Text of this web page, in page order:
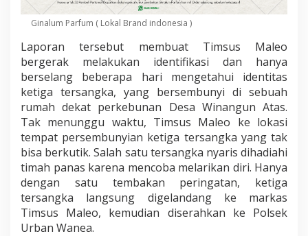
Ginalum Parfum ( Lokal Brand indonesia )
Laporan tersebut membuat Timsus Maleo
bergerak melakukan identifikasi dan hanya
berselang beberapa hari mengetahui identitas
ketiga tersangka, yang bersembunyi di sebuah
rumah dekat perkebunan Desa Winangun Atas.
Tak menunggu waktu, Timsus Maleo ke lokasi
tempat persembunyian ketiga tersangka yang tak
bisa berkutik. Salah satu tersangka nyaris dihadiahi
timah panas karena mencoba melarikan diri. Hanya
dengan satu tembakan peringatan, ketiga
tersangka langsung digelandang ke markas
Timsus Maleo, kemudian diserahkan ke Polsek
Urban Wanea.